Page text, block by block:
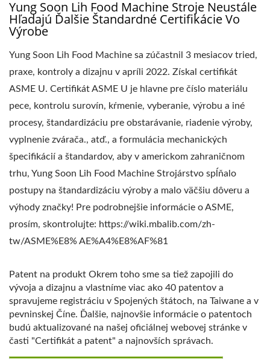
Yung Soon Lih Food Machine Stroje Neustále
Hľadajú Ďalšie Štandardné Certifikácie Vo
Výrobe
Yung Soon Lih Food Machine sa zúčastnil 3 mesiacov tried,
praxe, kontroly a dizajnu v apríli 2022. Získal certifikát
ASME U. Certifikát ASME U je hlavne pre číslo materiálu
pece, kontrolu surovín, kŕmenie, vyberanie, výrobu a iné
procesy, štandardizáciu pre obstarávanie, riadenie výroby,
vyplnenie zvárača., atď., a formulácia mechanických
špecifikácií a štandardov, aby v americkom zahraničnom
trhu, Yung Soon Lih Food Machine Strojárstvo spĺňalo
postupy na štandardizáciu výroby a malo väčšiu dôveru a
výhody značky! Pre podrobnejšie informácie o ASME,
prosím, skontrolujte: https://wiki.mbalib.com/zh-
tw/ASME%E8% AE%A4%E8%AF%81
Patent na produkt Okrem toho sme sa tiež zapojili do
vývoja a dizajnu a vlastníme viac ako 40 patentov a
spravujeme registráciu v Spojených štátoch, na Taiwane a v
pevninskej Číne. Ďalšie, najnovšie informácie o patentoch
budú aktualizované na našej oficiálnej webovej stránke v
časti "Certifikát a patent" a najnovších správach.